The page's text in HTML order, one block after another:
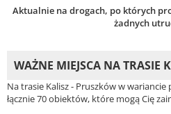
Aktualnie na drogach, po których
żadnych
WAŻNE MIEJSCA NA TRASIE
Na trasie Kalisz - Pruszków w wariancie
łącznie 70 obiektów, które mogą Cię